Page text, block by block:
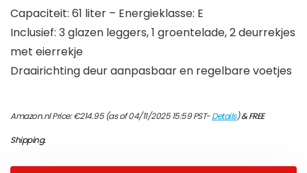
Capaciteit: 61 liter – Energieklasse: E
Inclusief: 3 glazen leggers, 1 groentelade, 2 deurrekjes
met eierrekje
Draairichting deur aanpasbaar en regelbare voetjes
Amazon.nl Price:€214.95(as of 04/11/2025 15:59 PST-Details)&FREE
Shipping.